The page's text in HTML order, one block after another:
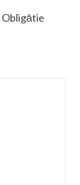
Obligātie